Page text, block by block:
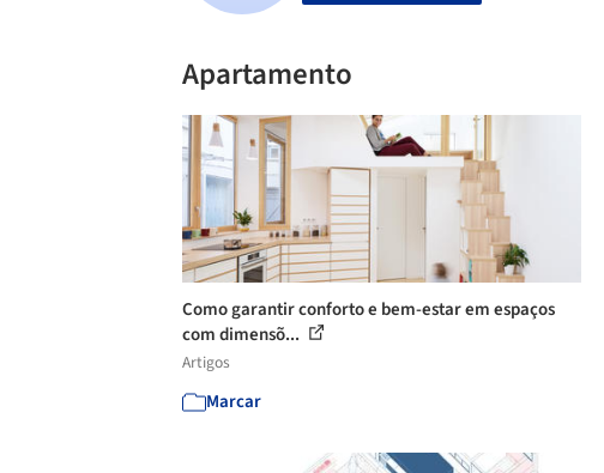
Apartamento
Como garantir conforto e bem-estar em espaços
com dimensõ...
Artigos
Marcar